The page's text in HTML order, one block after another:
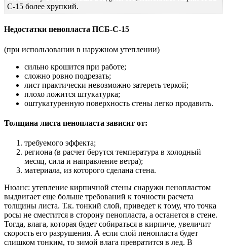
С-15 более хрупкий.
Недостатки пенопласта ПСБ-С-15
(при использовании в наружном утеплении)
сильно крошится при работе;
сложно ровно подрезать;
лист практически невозможно затереть теркой;
плохо ложится штукатурка;
оштукатуренную поверхность стены легко продавить.
Толщина листа пенопласта зависит от:
требуемого эффекта;
региона (в расчет берутся температура в холодный
месяц, сила и направление ветра);
материала, из которого сделана стена.
Нюанс: утепление кирпичной стены снаружи пенопластом
выдвигает еще больше требований к точности расчета
толщины листа. Т.к. тонкий слой, приведет к тому, что точка
росы не сместится в сторону пенопласта, а останется в стене.
Тогда, влага, которая будет собираться в кирпиче, увеличит
скорость его разрушения. А если слой пенопласта будет
слишком тонким, то зимой влага превратится в лед. В